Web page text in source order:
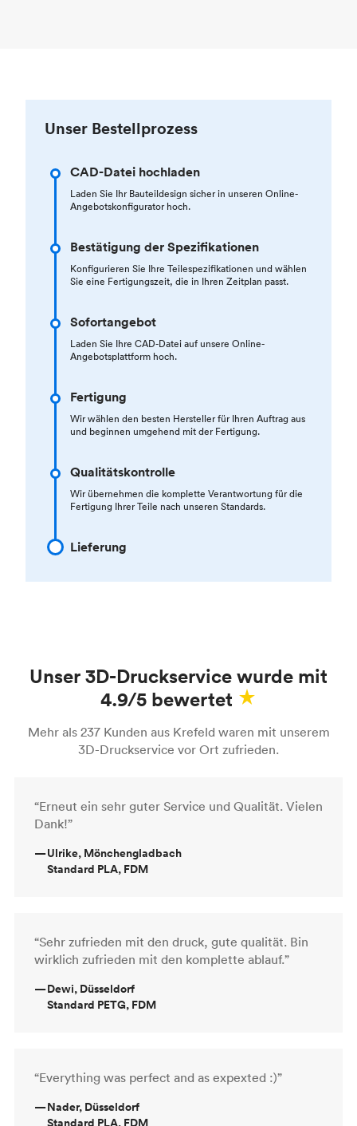
Unser Bestellprozess
CAD-Datei hochladen
Laden Sie Ihr Bauteildesign sicher in unseren Online-
Angebotskonfigurator hoch.
Bestätigung der Spezifikationen
Konfigurieren Sie Ihre Teilespezifikationen und wählen
Sie eine Fertigungszeit, die in Ihren Zeitplan passt.
Sofortangebot
Laden Sie Ihre CAD-Datei auf unsere Online-
Angebotsplattform hoch.
Fertigung
Wir wählen den besten Hersteller für Ihren Auftrag aus
und beginnen umgehend mit der Fertigung.
Qualitätskontrolle
Wir übernehmen die komplette Verantwortung für die
Fertigung Ihrer Teile nach unseren Standards.
Lieferung
Unser 3D-Druckservice wurde mit
4.9/5 bewertet
Mehr als 237 Kunden aus Krefeld waren mit unserem
3D-Druckservice vor Ort zufrieden.
“Erneut ein sehr guter Service und Qualität. Vielen
Dank!”
—Ulrike, Mönchengladbach
Standard PLA, FDM
“Sehr zufrieden mit den druck, gute qualität. Bin
wirklich zufrieden mit den komplette ablauf.”
—Dewi, Düsseldorf
Standard PETG, FDM
“Everything was perfect and as expexted :)”
—Nader, Düsseldorf
Standard PLA, FDM